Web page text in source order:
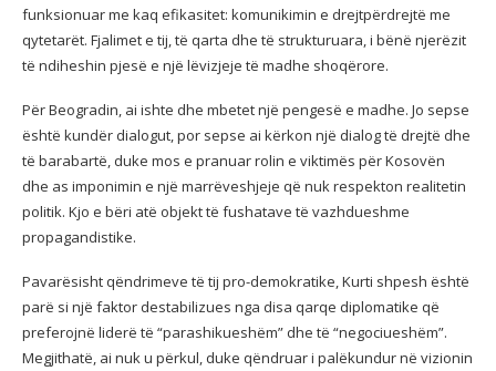
funksionuar me kaq efikasitet: komunikimin e drejtpërdrejtë me
qytetarët. Fjalimet e tij, të qarta dhe të strukturuara, i bënë njerëzit
të ndiheshin pjesë e një lëvizjeje të madhe shoqërore.
Për Beogradin, ai ishte dhe mbetet një pengesë e madhe. Jo sepse
është kundër dialogut, por sepse ai kërkon një dialog të drejtë dhe
të barabartë, duke mos e pranuar rolin e viktimës për Kosovën
dhe as imponimin e një marrëveshjeje që nuk respekton realitetin
politik. Kjo e bëri atë objekt të fushatave të vazhdueshme
propagandistike.
Pavarësisht qëndrimeve të tij pro-demokratike, Kurti shpesh është
parë si një faktor destabilizues nga disa qarqe diplomatike që
preferojnë liderë të “parashikueshëm” dhe të “negociueshëm”.
Megjithatë, ai nuk u përkul, duke qëndruar i palëkundur në vizionin